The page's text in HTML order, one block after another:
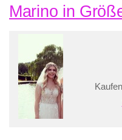
Marino in